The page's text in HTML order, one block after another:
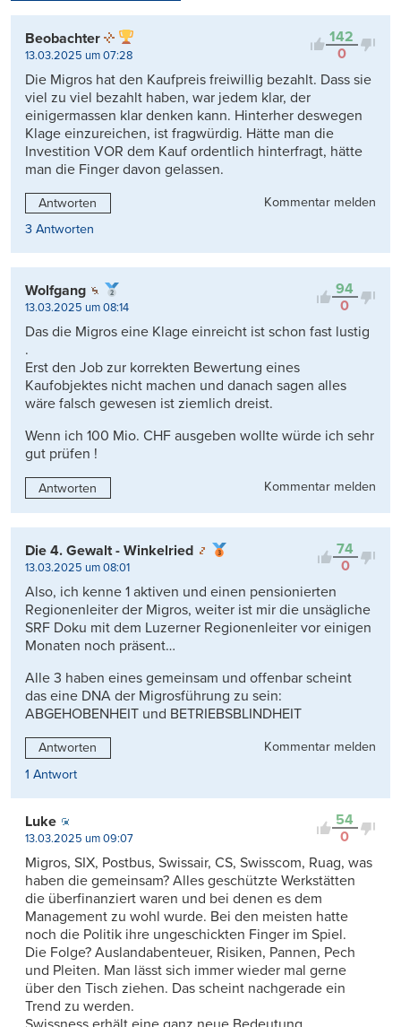
Kontrovers
142
0
Beobachter
13.03.2025 um 07:28
Die Migros hat den Kaufpreis freiwillig bezahlt. Dass sie
viel zu viel bezahlt haben, war jedem klar, der
einigermassen klar denken kann. Hinterher deswegen
Klage einzureichen, ist fragwürdig. Hätte man die
Investition VOR dem Kauf ordentlich hinterfragt, hätte
man die Finger davon gelassen.
Antworten
Kommentar melden
3 Antworten
94
0
Wolfgang
13.03.2025 um 08:14
Das die Migros eine Klage einreicht ist schon fast lustig
.
Erst den Job zur korrekten Bewertung eines
Kaufobjektes nicht machen und danach sagen alles
wäre falsch gewesen ist ziemlich dreist.
Wenn ich 100 Mio. CHF ausgeben wollte würde ich sehr
gut prüfen !
Antworten Kommentar melden
74
0
Die 4. Gewalt - Winkelried
13.03.2025 um 08:01
Also, ich kenne 1 aktiven und einen pensionierten
Regionenleiter der Migros, weiter ist mir die unsägliche
SRF Doku mit dem Luzerner Regionenleiter vor einigen
Monaten noch präsent…
Alle 3 haben eines gemeinsam und offenbar scheint
das eine DNA der Migrosführung zu sein:
ABGEHOBENHEIT und BETRIEBSBLINDHEIT
Antworten
Kommentar melden
1 Antwort
54
0
Luke
13.03.2025 um 09:07
Migros, SIX, Postbus, Swissair, CS, Swisscom, Ruag, was
haben die gemeinsam? Alles geschützte Werkstätten
die überfinanziert waren und bei denen es dem
Management zu wohl wurde. Bei den meisten hatte
noch die Politik ihre ungeschickten Finger im Spiel.
Die Folge? Auslandabenteuer, Risiken, Pannen, Pech
und Pleiten. Man lässt sich immer wieder mal gerne
über den Tisch ziehen. Das scheint nachgerade ein
Trend zu werden.